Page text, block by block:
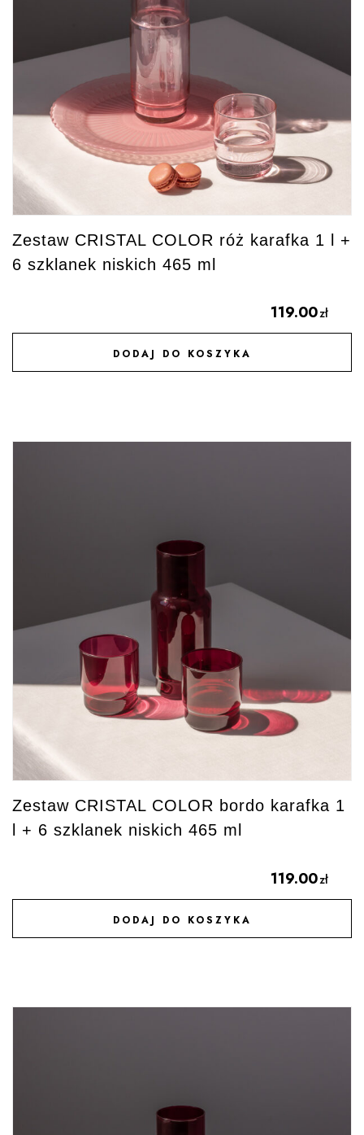
Zestaw CRISTAL COLOR róż karafka 1 l +
6 szklanek niskich 465 ml
119.00zł
DODAJ DO KOSZYKA
DODAJ DO ULUBIONYCH
Zestaw CRISTAL COLOR bordo karafka 1
l + 6 szklanek niskich 465 ml
119.00zł
DODAJ DO KOSZYKA
DODAJ DO ULUBIONYCH